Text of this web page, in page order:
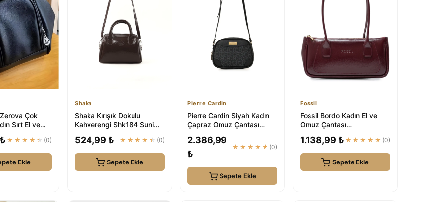
Çok
Sırt El ve
★★★★★ (0)
Ekle
Shaka
Shaka Kırışık Dokulu
Kahverengi Shk184 Suni
,Askı...
524,99 ₺ ★★★★★ (0)
Sepete Ekle
Pierre Cardin
Pierre Cardin Siyah Kadın
Çapraz Omuz Çantası
2.386,99
₺
★★★★★ (0)
Sepete Ekle
Fossil
Fossil Bordo Kadın El ve
Omuz Çantası
1.138,99 ₺ ★★★★★ (0)
Sepete Ekle